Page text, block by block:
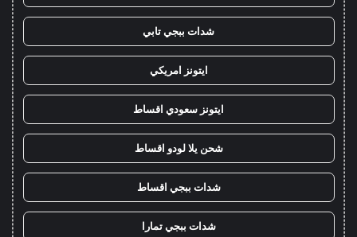
شدات ببجي تابي
ايتونز امريكي
ايتونز سعودي اقساط
شحن يلا لودو اقساط
شدات ببجي اقساط
شدات ببجي تمارا